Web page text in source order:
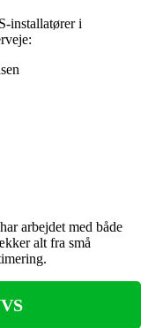
installatører i
arbejdet med både
alt fra små